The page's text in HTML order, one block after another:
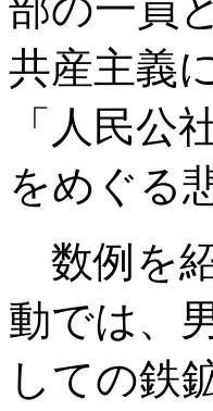
共産主義
「人民公
をめぐる
数例を
動では、
しての鉄